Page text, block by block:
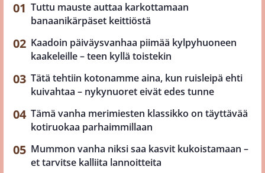
Tuttu mauste auttaa karkottamaan
banaanikärpäset keittiöstä
Kaadoin päiväysvanhaa piimää kylpyhuoneen
kaakeleille – teen kyllä toistekin
Tätä tehtiin kotonamme aina, kun ruisleipä ehti
kuivahtaa – nykynuoret eivät edes tunne
Tämä vanha merimiesten klassikko on täyttävää
kotiruokaa parhaimmillaan
Mummon vanha niksi saa kasvit kukoistamaan –
et tarvitse kalliita lannoitteita